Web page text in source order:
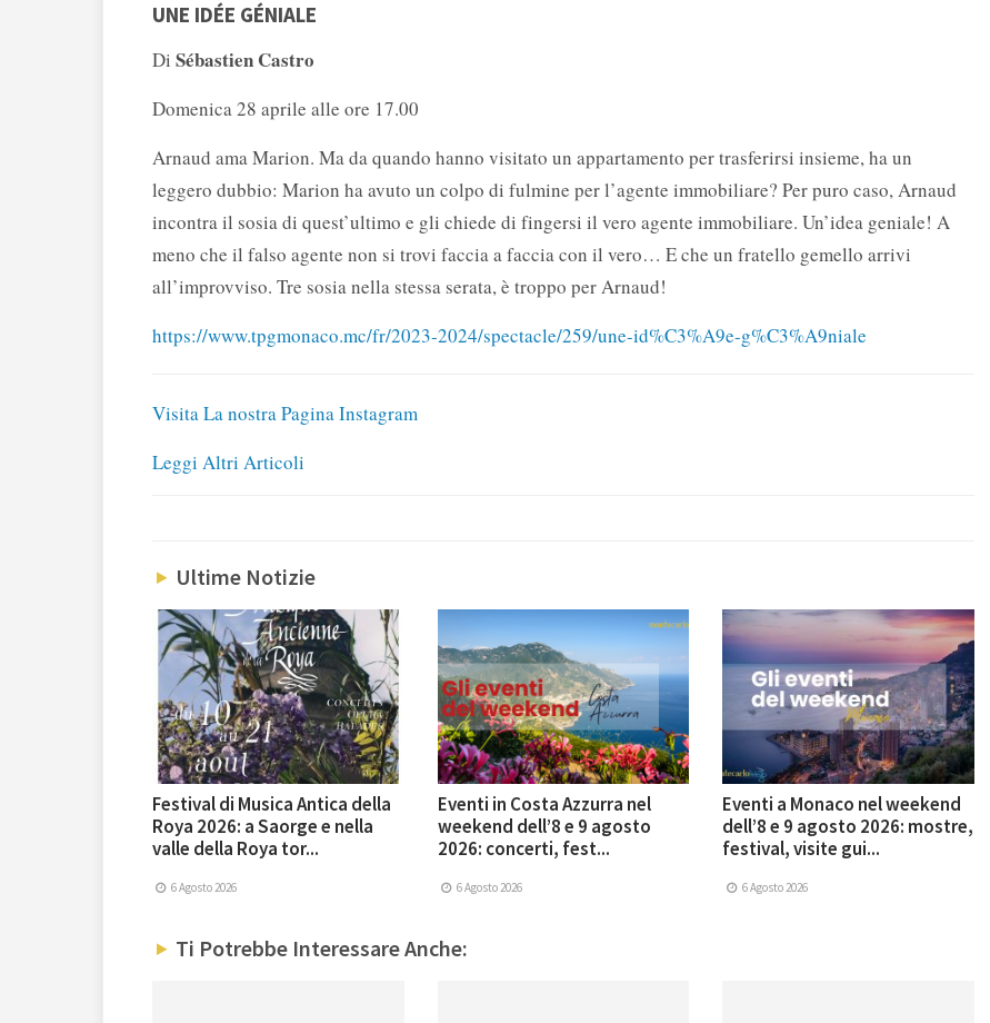
UNE IDÉE GÉNIALE
Di Sébastien Castro
Domenica 28 aprile alle ore 17.00
Arnaud ama Marion. Ma da quando hanno visitato un appartamento per trasferirsi insieme, ha un
leggero dubbio: Marion ha avuto un colpo di fulmine per l’agente immobiliare? Per puro caso, Arnaud
incontra il sosia di quest’ultimo e gli chiede di fingersi il vero agente immobiliare. Un’idea geniale! A
meno che il falso agente non si trovi faccia a faccia con il vero… E che un fratello gemello arrivi
all’improvviso. Tre sosia nella stessa serata, è troppo per Arnaud!
https://www.tpgmonaco.mc/fr/2023-2024/spectacle/259/une-id%C3%A9e-g%C3%A9niale
Visita La nostra Pagina Instagram
Leggi Altri Articoli
Ultime Notizie
Festival di Musica Antica della
Roya 2026: a Saorge e nella
valle della Roya tor...
6 Agosto 2026
Eventi in Costa Azzurra nel
weekend dell’8 e 9 agosto
2026: concerti, fest...
6 Agosto 2026
Eventi a Monaco nel weekend
dell’8 e 9 agosto 2026: mostre,
festival, visite gui...
6 Agosto 2026
Ti Potrebbe Interessare Anche: